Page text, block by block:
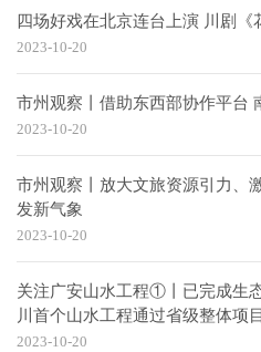
四场好戏在北京连台上演 川剧
2023-10-20
市州观察丨借助东西部协作平台
2023-10-20
市州观察丨放大文旅资源引力、
发新气象
2023-10-20
关注广安山水工程①丨已完成生
川首个山水工程通过省级整体项
2023-10-20